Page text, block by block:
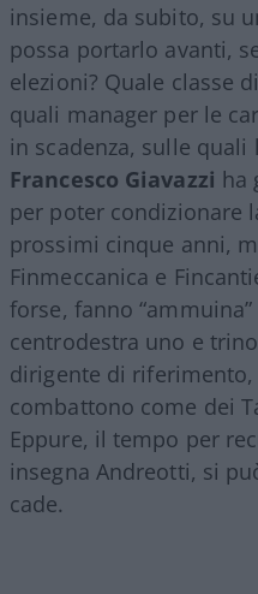
insieme, da subito, su
possa portarlo avanti,
elezioni? Quale classe
quali manager per le
in scadenza, sulle quali
Francesco Giavazzi ha
per poter condizionare
prossimi cinque anni,
Finmeccanica e
forse, fanno
centrodestra uno e
dirigente di
combattono come dei
Eppure, il tempo per
insegna Andreotti, si
cade.